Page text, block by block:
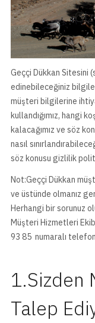
Geççi Dükkan Sitesini
edinebileceğiniz
müşteri bilgilerine
kullandığımız, hangi
kalacağımız ve söz
nasıl
söz konusu gizlilik
Not:Geççi Dükkan
ve üstünde olmanız
Herhangi bir sorunuz
Müşteri Hizmetleri
93 85 numaralı
1.Sizden
Talep